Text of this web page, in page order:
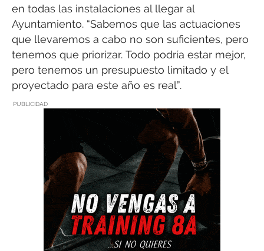
en todas las instalaciones al llegar al
Ayuntamiento. “Sabemos que las actuaciones
que llevaremos a cabo no son suficientes, pero
tenemos que priorizar. Todo podría estar mejor,
pero tenemos un presupuesto limitado y el
proyectado para este año es real”.
PUBLICIDAD